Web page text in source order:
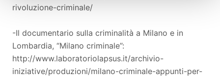
rivoluzione-criminale/
-Il documentario sulla criminalità a Milano e in
Lombardia, “Milano criminale”:
http://www.laboratoriolapsus.it/archivio-
iniziative/produzioni/milano-criminale-appunti-per-